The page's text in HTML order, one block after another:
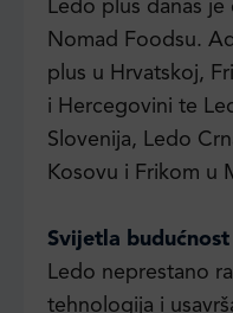
Ledo plus danas
Nomad Foodsu.
plus u Hrvatskoj,
i Hercegovini te
Slovenija, Ledo
Kosovu i Frikom u
Svijetla budućnost
Ledo neprestano
tehnologija i